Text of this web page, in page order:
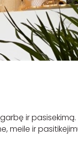
ir pasisekimą.
meile ir